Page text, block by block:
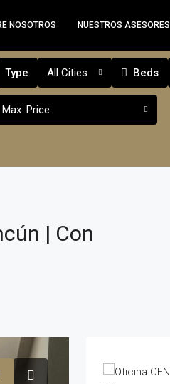
NOSOTROS NUESTROS ASESORES
Type All Cities Beds
Max. Price
| Con